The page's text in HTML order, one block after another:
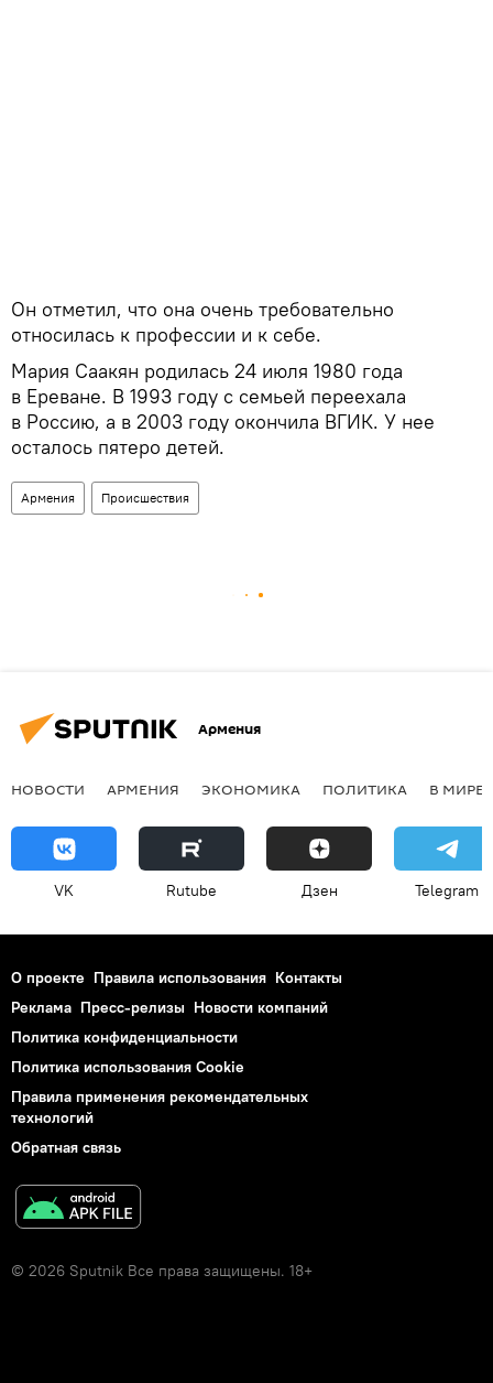
Он отметил, что она очень требовательно
относилась к профессии и к себе.
Мария Саакян родилась 24 июля 1980 года
в Ереване. В 1993 году с семьей переехала
в Россию, а в 2003 году окончила ВГИК. У нее
осталoсь пятеро детей.
Армения Происшествия
Армения
НОВОСТИ АРМЕНИЯ ЭКОНОМИКА ПОЛИТИКА В МИРЕ
VK Rutube Дзен Telegram
О проекте Правила использования Контакты
Реклама Пресс-релизы Новости компаний
Политика конфиденциальности
Политика использования Cookie
Правила применения рекомендательных
технологий
Обратная связь
© 2026 Sputnik Все права защищены. 18+